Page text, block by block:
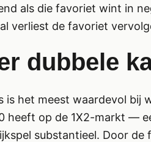
als die favoriet wint in
verliest de favoriet
dubbele
is het meest waardevol
heeft op de 1X2-markt —
substantieel. Door